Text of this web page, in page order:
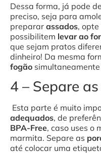
Dessa forma, já pode
preciso, seja para
preparar assados,
possibilitem levar ao
que sejam pratos
dinheiro! Da mesma
fogão
4 – Separe
Esta parte é muito
adequados, de
BPA-Free, caso uses o
marmita. Separe as
até colocar uma